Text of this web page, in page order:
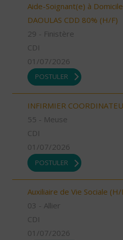
Aide-Soignant(e) à
DAOULAS CDD 80% (H/F)
29 - Finistère
CDI
01/07/2026
POSTULER
INFIRMIER
55 - Meuse
CDI
01/07/2026
POSTULER
Auxiliaire de Vie Sociale (H/
03 - Allier
CDI
01/07/2026